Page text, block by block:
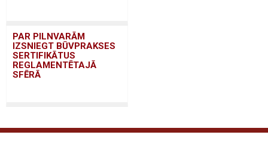
PAR PILNVARĀM
IZSNIEGT BŪVPRAKSES
SERTIFIKĀTUS
REGLAMENTĒTAJĀ
SFĒRĀ